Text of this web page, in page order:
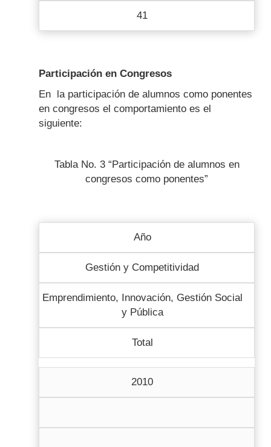
41
Participación en Congresos
En la participación de alumnos como ponentes
en congresos el comportamiento es el
siguiente:
Tabla No. 3 “Participación de alumnos en
congresos como ponentes”
Año
Gestión y Competitividad
Emprendimiento, Innovación, Gestión Social
y Pública
Total
2010